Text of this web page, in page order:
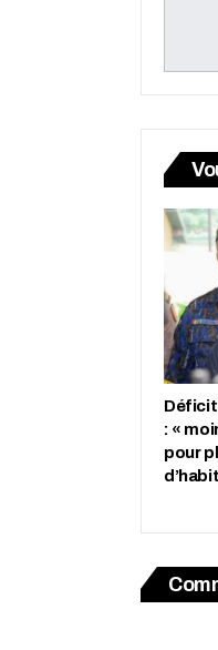
Déficit
: «
pour